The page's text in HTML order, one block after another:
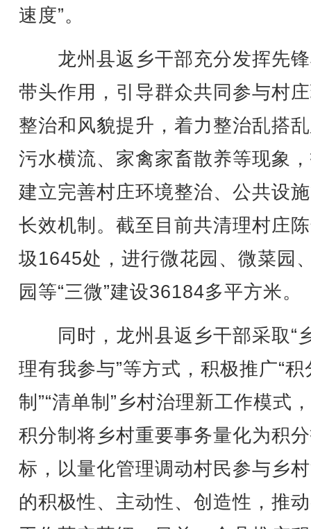
速度”。
龙州县返乡干部充分发挥先
带头作用，引导群众共同参与村
整治和风貌提升，着力整治乱搭
污水横流、家禽家畜散养等现象
建立完善村庄环境整治、公共设
长效机制。截至目前共清理村庄
圾1645处，进行微花园、微菜园
园等“三微”建设36184多平方米。
同时，龙州县返乡干部采取“
理有我参与”等方式，积极推广“积
制”“清单制”乡村治理新工作模式
积分制将乡村重要事务量化为积
标，以量化管理调动村民参与乡
的积极性、主动性、创造性，推